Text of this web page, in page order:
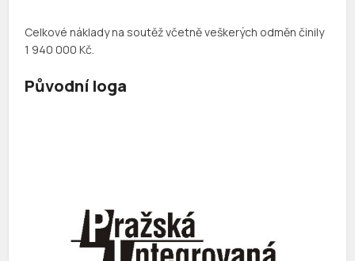
Celkové náklady na soutěž včetně veškerých odměn činily
1 940 000 Kč.
Původní loga